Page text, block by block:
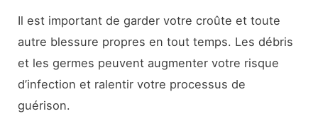
Il est important de garder votre croûte et toute
autre blessure propres en tout temps. Les débris
et les germes peuvent augmenter votre risque
d’infection et ralentir votre processus de
guérison.